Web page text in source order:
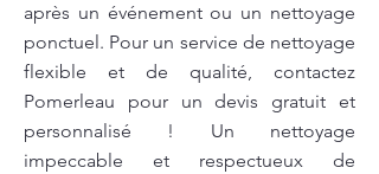
après un événement ou un nettoyage
ponctuel. Pour un service de nettoyage
flexible et de qualité, contactez
Pomerleau pour un devis gratuit et
personnalisé ! Un nettoyage
impeccable et respectueux de